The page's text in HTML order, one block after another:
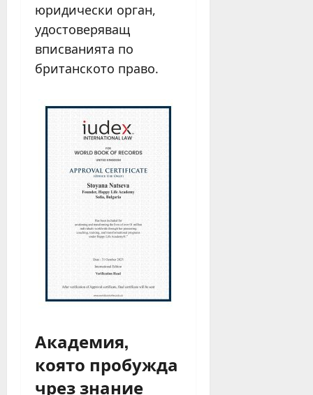
юридически орган,
удостоверяващ
вписванията по
британското право.
Академия,
която пробужда
чрез знание